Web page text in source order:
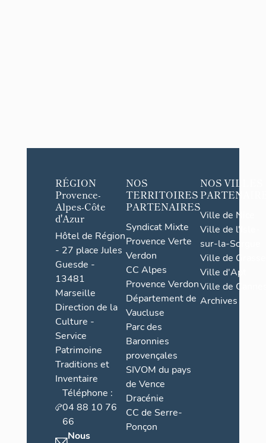
RÉGION
Provence-
Alpes-Côte
d'Azur
Hôtel de Région
- 27 place Jules
Guesde -
13481
Marseille
Direction de la
Culture -
Service
Patrimoine
Traditions et
Inventaire
Téléphone :
04 88 10 76
66
Nous
NOS
TERRITOIRES
PARTENAIRES
Syndicat Mixte
Provence Verte
Verdon
CC Alpes
Provence Verdon
Département de
Vaucluse
Parc des
Baronnies
provençales
SIVOM du pays
de Vence
Dracénie
CC de Serre-
Ponçon
NOS VILLES
Ville de Nice
Ville de l'Isle-
sur-la-Sorgue
Ville de Grasse
Ville d'Apt
Ville de
Archives